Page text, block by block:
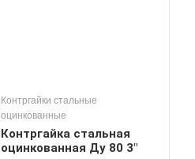
Контргайки стальные
оцинкованные
Контргайка стальная
оцинкованная Ду 80 3"